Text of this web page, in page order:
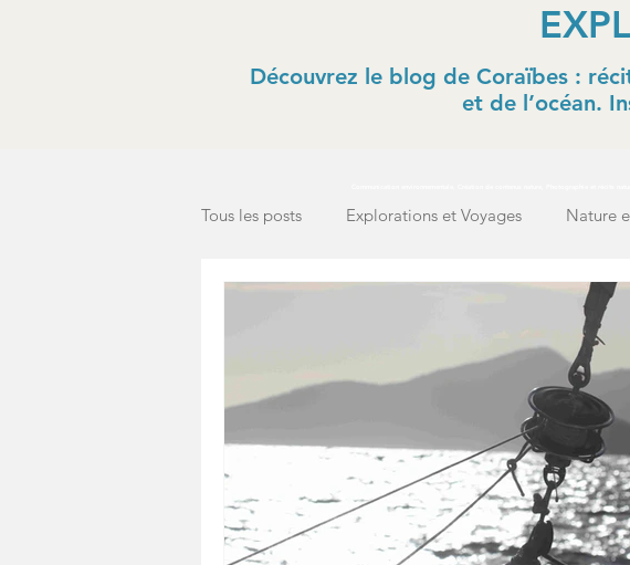
Découvrez le blog de Coraïbes :
et de l’océan.
Tous les posts Explorations et Voyages Nature